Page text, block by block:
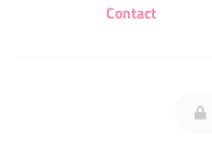
Contact